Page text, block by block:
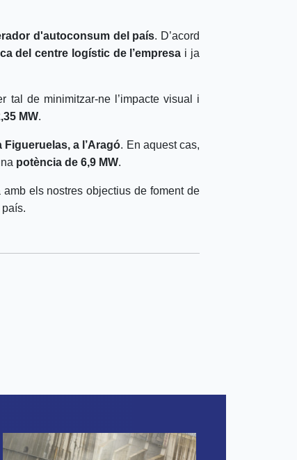
d'autoconsum del país. D’acord
del centre logístic de l’empresa i ja
tal de minimitzar-ne l’impacte visual i
MW.
Figueruelas, a l’Aragó. En aquest cas,
potència de 6,9 MW.
els nostres objectius de foment de